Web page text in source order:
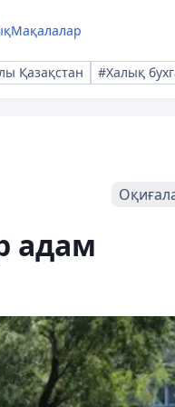
Мақалалар
Қазақстан #Халық
адам